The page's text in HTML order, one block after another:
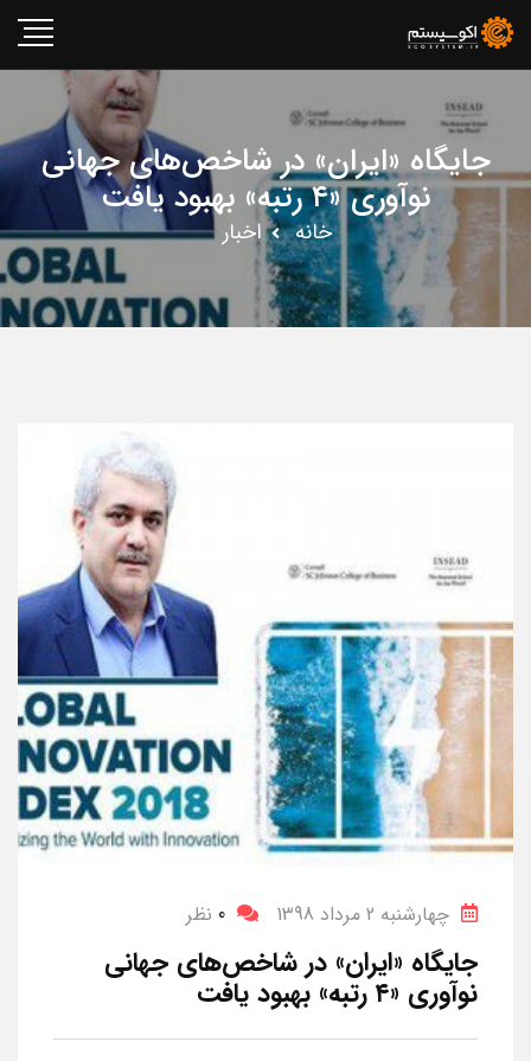
جایگاه «ایران» در شاخص‌های جهانی
نوآوری «۴ رتبه» بهبود یافت
خانه اخبار
چهارشنبه 2 مرداد 1398 0 نظر
جایگاه «ایران» در شاخص‌های جهانی
نوآوری «۴ رتبه» بهبود یافت